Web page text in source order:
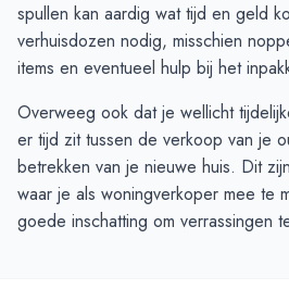
spullen kan aardig wat tijd en geld
verhuisdozen nodig, misschien
items en eventueel hulp bij het
Overweeg ook dat je wellicht
er tijd zit tussen de verkoop van je
betrekken van je nieuwe huis. Dit
waar je als woningverkoper mee te
goede inschatting om verrassingen